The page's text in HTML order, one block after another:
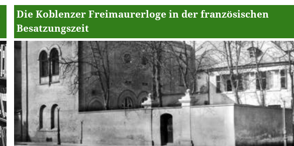
Die Koblenzer Freimaurerloge in der französischen
Besatzungszeit